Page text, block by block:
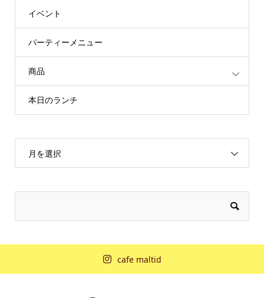
イベント
パーティーメニュー
商品
本日のランチ
月を選択
cafe maltid